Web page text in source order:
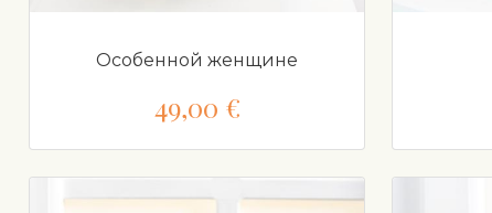
Особенной женщине
49,00 €